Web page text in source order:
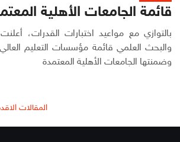
قائمة الجامعات الأهلية
بالتوازي مع مواعيد اختبارات القدرات، أعلنت
والبحث العلمي قائمة مؤسسات التعليم
وضمنتها الجامعات الأهلية المعتمدة
المقالات
المقالات